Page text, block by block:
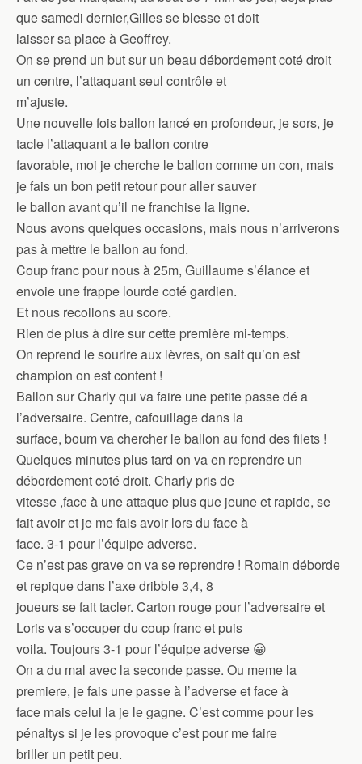
que samedi dernier,Gilles se blesse et doit
laisser sa place à Geoffrey.
On se prend un but sur un beau débordement coté droit
un centre, l’attaquant seul contrôle et
m’ajuste.
Une nouvelle fois ballon lancé en profondeur, je sors, je
tacle l’attaquant a le ballon contre
favorable, moi je cherche le ballon comme un con, mais
je fais un bon petit retour pour aller sauver
le ballon avant qu’il ne franchise la ligne.
Nous avons quelques occasions, mais nous n’arriverons
pas à mettre le ballon au fond.
Coup franc pour nous à 25m, Guillaume s’élance et
envoie une frappe lourde coté gardien.
Et nous recollons au score.
Rien de plus à dire sur cette première mi-temps.
On reprend le sourire aux lèvres, on sait qu’on est
champion on est content !
Ballon sur Charly qui va faire une petite passe dé a
l’adversaire. Centre, cafouillage dans la
surface, boum va chercher le ballon au fond des filets !
Quelques minutes plus tard on va en reprendre un
débordement coté droit. Charly pris de
vitesse ,face à une attaque plus que jeune et rapide, se
fait avoir et je me fais avoir lors du face à
face. 3-1 pour l’équipe adverse.
Ce n’est pas grave on va se reprendre ! Romain déborde
et repique dans l’axe dribble 3,4, 8
joueurs se fait tacler. Carton rouge pour l’adversaire et
Loris va s’occuper du coup franc et puis
voila. Toujours 3-1 pour l’équipe adverse 😀
On a du mal avec la seconde passe. Ou meme la
premiere, je fais une passe à l’adverse et face à
face mais celui la je le gagne. C’est comme pour les
pénaltys si je les provoque c’est pour me faire
briller un petit peu.